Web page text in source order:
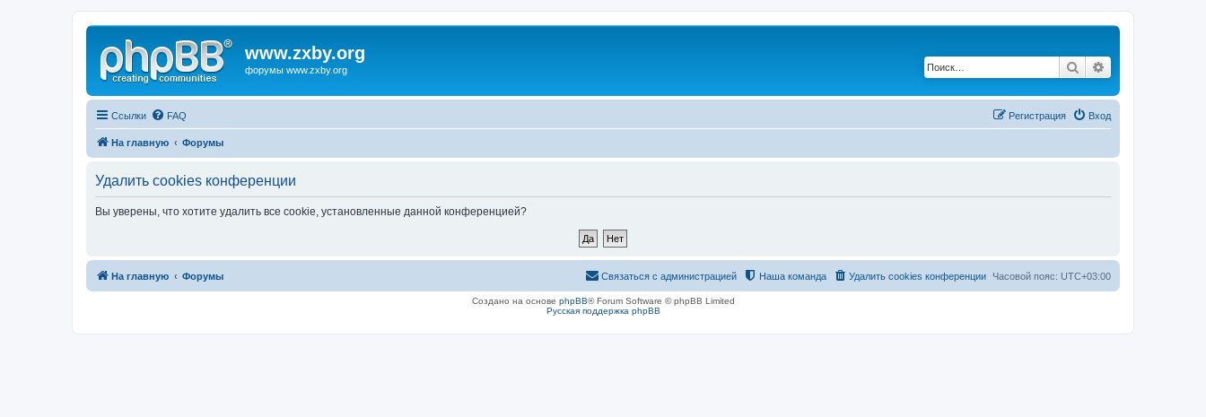
www.zxby.org
форумы www.zxby.org Поиск
Ссылки FAQ Вход
Регистрация
На главную Форумы
Удалить cookies конференции
Вы уверены, что хотите удалить все cookie, установленные данной конференцией?
На главную Форумы Часовой пояс: UTC+03:00
Удалить cookies конференции
Наша команда
Связаться с администрацией
Создано на основе phpBB® Forum Software © phpBB Limited
Русская поддержка phpBB